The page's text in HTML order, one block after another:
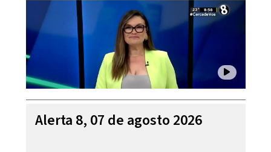
Alerta 8, 07 de agosto 2026